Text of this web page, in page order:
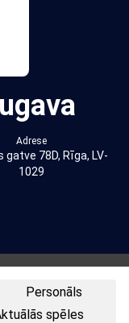
Adrese
gatve 78D, Rīga, LV-
1029
Personāls
spēles